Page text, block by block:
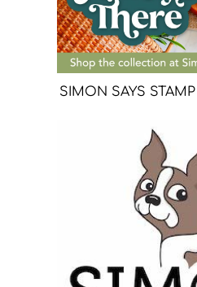
SIMON SAYS